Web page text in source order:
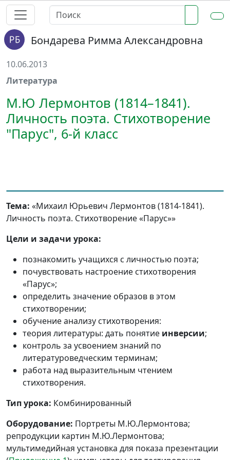
Бондарева Римма Александровна
10.06.2013
Литература
М.Ю Лермонтов (1814–1841).
Личность поэта. Стихотворение
"Парус", 6-й класс
Тема: «Михаил Юрьевич Лермонтов (1814-1841).
Личность поэта. Стихотворение «Парус»»
Цели и задачи урока:
познакомить учащихся с личностью поэта;
почувствовать настроение стихотворения
«Парус»;
определить значение образов в этом
стихотворении;
обучение анализу стихотворения:
теория литературы: дать понятие инверсии;
контроль за усвоением знаний по
литературоведческим терминам;
работа над выразительным чтением
стихотворения.
Тип урока: Комбинированный
Оборудование: Портреты М.Ю.Лермонтова;
репродукции картин М.Ю.Лермонтова;
мультимедийная установка для показа презентации